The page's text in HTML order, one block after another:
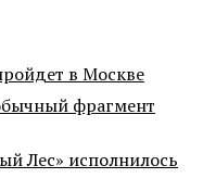
в Москве
фрагмент
Лес» исполнилось